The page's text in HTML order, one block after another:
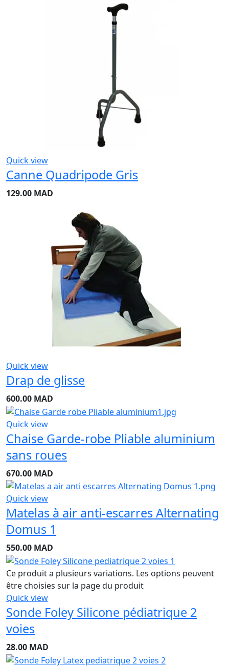
Quick view
Canne Quadripode Gris
129.00 MAD
Quick view
Drap de glisse
600.00 MAD
Quick view
Chaise Garde-robe Pliable aluminium
sans roues
670.00 MAD
Quick view
Matelas à air anti-escarres Alternating
Domus 1
550.00 MAD
Ce produit a plusieurs variations. Les options peuvent
être choisies sur la page du produit
Quick view
Sonde Foley Silicone pédiatrique 2
voies
28.00 MAD